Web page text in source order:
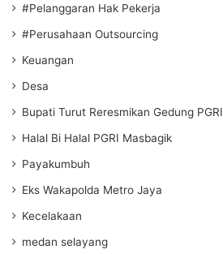
#Pelanggaran Hak Pekerja
#Perusahaan Outsourcing
Keuangan
Desa
Bupati Turut Reresmikan Gedung PGRI
Halal Bi Halal PGRI Masbagik
Payakumbuh
Eks Wakapolda Metro Jaya
Kecelakaan
medan selayang